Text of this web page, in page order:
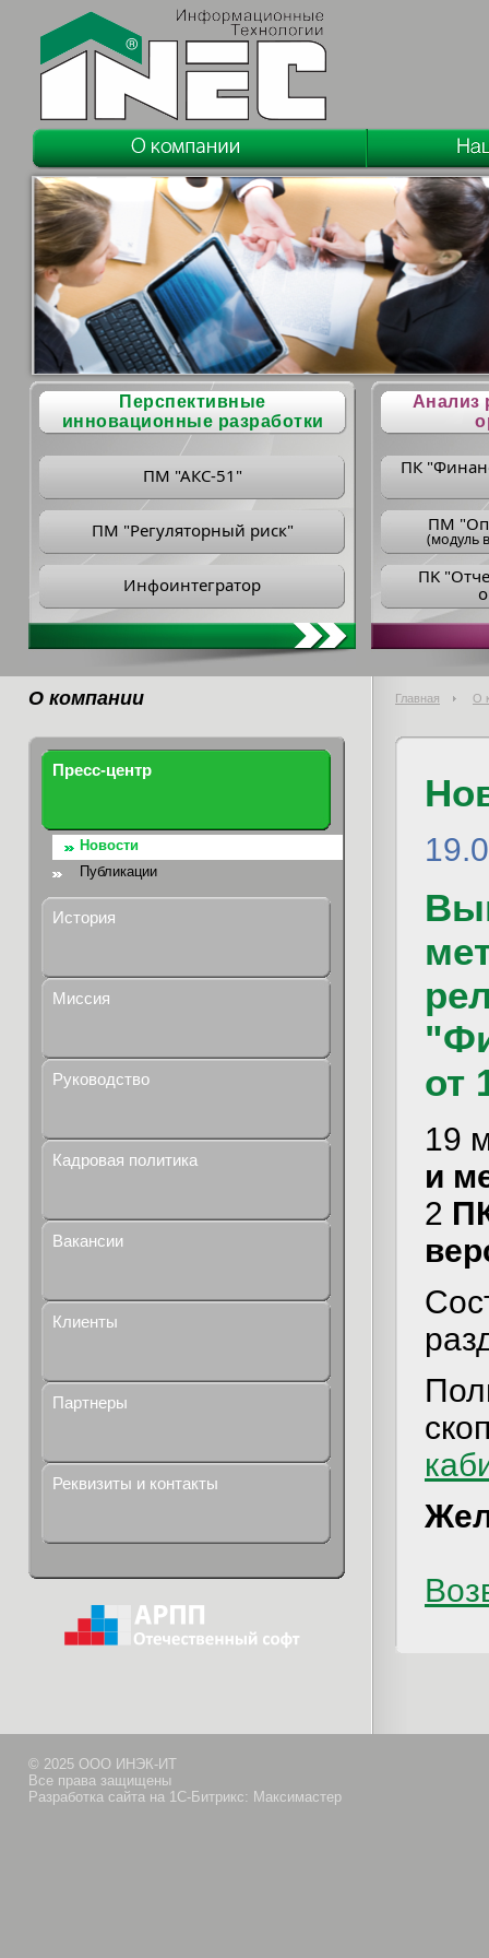
Перспективные
инновационные разработки
ПМ "АКС-51"
ПМ "Регуляторный риск"
Инфоинтегратор
Анализ
ПК
ПM
(модуль
ПK
О компании Главная О
Пресс-центр
Новости
Публикации
История
Миссия
Руководство
Кадровая политика
Вакансии
Клиенты
Партнеры
Реквизиты и контакты
от
19
и
2
© 2025 ООО ИНЭК-ИТ
Все права защищены
Разработка сайта на 1С-Битрикс: Максимастер